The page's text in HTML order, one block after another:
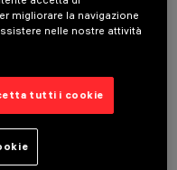
incasso a 2 elementi
Nonostante le
migliorare la navigazione
nelle nostre attività
tutti i cookie